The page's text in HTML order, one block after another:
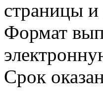
страницы и
Формат
Срок